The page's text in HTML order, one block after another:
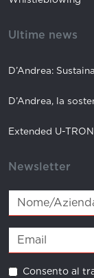
Ultime news
D’Andrea:
D’Andrea, la
Extended U-
Newsletter
Consento al